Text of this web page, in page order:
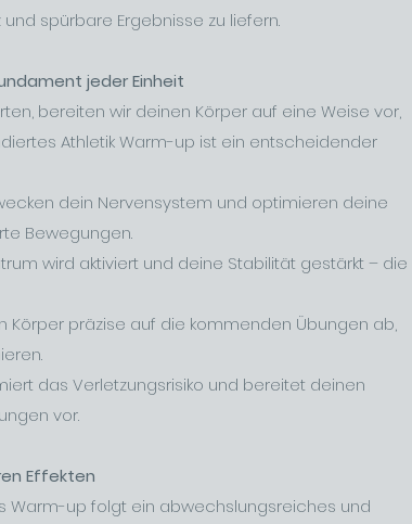
spürbare Ergebnisse zu liefern.
jeder Einheit
bereiten wir deinen Körper auf eine Weise vor,
Athletik Warm-up ist ein entscheidender
dein Nervensystem und optimieren deine
Bewegungen.
wird aktiviert und deine Stabilität gestärkt – die
Körper präzise auf die kommenden Übungen ab,
das Verletzungsrisiko und bereitet deinen
vor.
Effekten
Warm-up folgt ein abwechslungsreiches und